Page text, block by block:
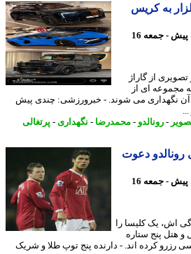
کریس
4 ساعت پیش - جمعه 16
از گاراژ
ای از
می شوند. - خبرورزشی: چندی پیش
-رونالدو-محمدرضا-نگهداری- پرتغالی
دعوت
6 ساعت پیش - جمعه 16
یک کلیسا را
پنج ستاره
کرده اند. - دارنده پنج توپ طلا و شریک